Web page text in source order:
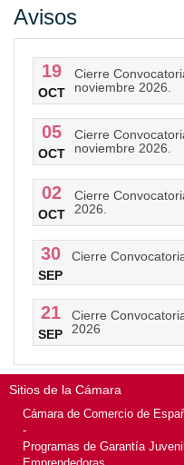
Avisos
19
OCT
Cierre
noviembre 2026.
05
OCT
Cierre
noviembre 2026.
02
OCT
Cierre
2026.
30
SEP
Cierre
21
SEP
Cierre
2026
Sitios de la Cámara
Cámara de Comercio de
-
Programas de Garantía Juvenil